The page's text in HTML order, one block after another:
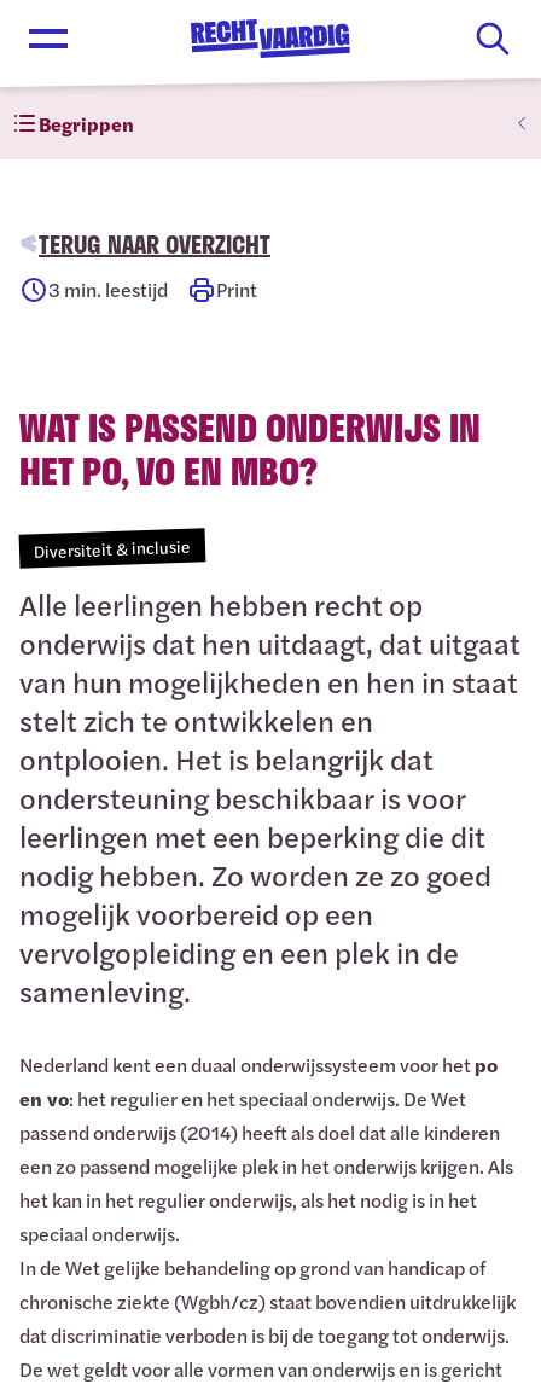
Open menu
TERUG NAAR OVERZICHT
3 min. leestijd Print
WAT IS PASSEND ONDERWIJS IN
HET PO, VO EN MBO?
Diversiteit & inclusie
Alle leerlingen hebben recht op
onderwijs dat hen uitdaagt, dat uitgaat
van hun mogelijkheden en hen in staat
stelt zich te ontwikkelen en
ontplooien. Het is belangrijk dat
ondersteuning beschikbaar is voor
leerlingen met een beperking die dit
nodig hebben. Zo worden ze zo goed
mogelijk voorbereid op een
vervolgopleiding en een plek in de
samenleving.
Nederland kent een duaal onderwijssysteem voor hetpo
en vo: het regulier en het speciaal onderwijs. De Wet
passend onderwijs (2014) heeft als doel dat alle kinderen
een zo passend mogelijke plek in het onderwijs krijgen. Als
het kan in het regulier onderwijs, als het nodig is in het
speciaal onderwijs.
In de Wet gelijke behandeling op grond van handicap of
chronische ziekte (Wgbh/cz) staat bovendien uitdrukkelijk
dat discriminatie verboden is bij de toegang tot onderwijs.
De wet geldt voor alle vormen van onderwijs en is gericht
Begrippen